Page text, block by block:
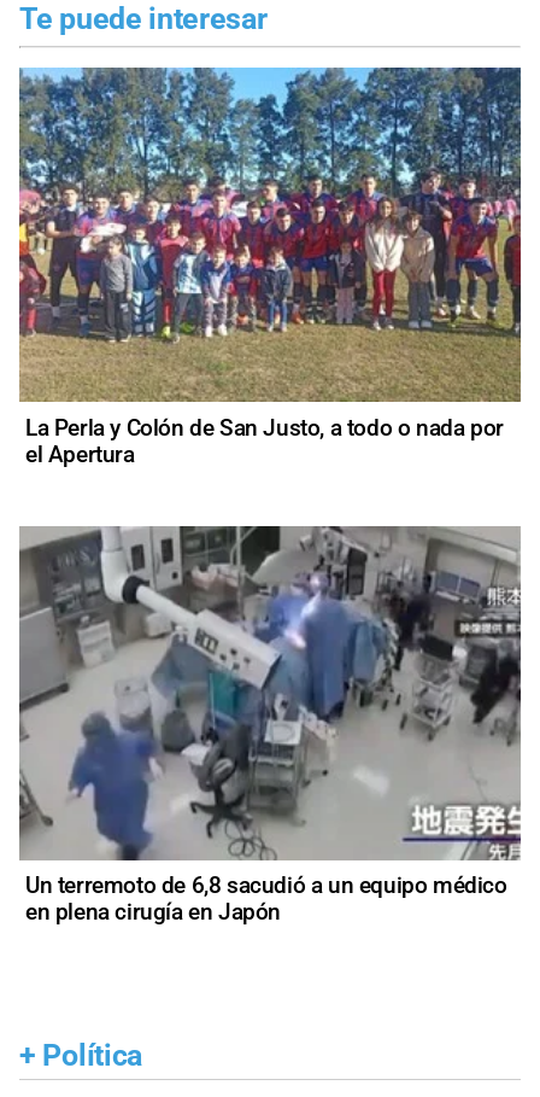
Te puede interesar
La Perla y Colón de San Justo, a todo o nada por
el Apertura
Un terremoto de 6,8 sacudió a un equipo médico
en plena cirugía en Japón
+ Política